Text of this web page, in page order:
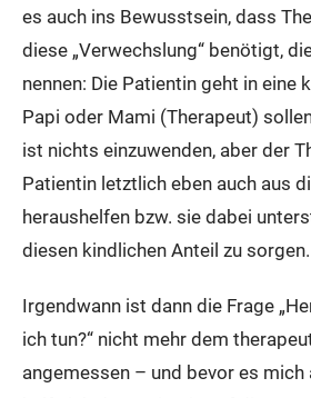
es auch ins Bewusstsein, dass
diese „Verwechslung“ benötigt,
nennen: Die Patientin geht in eine
Papi oder Mami (Therapeut)
ist nichts einzuwenden, aber der
Patientin letztlich eben auch aus
heraushelfen bzw. sie dabei
diesen kindlichen Anteil zu sorgen.
Irgendwann ist dann die Frage
ich tun?“ nicht mehr dem
angemessen – und bevor es mich